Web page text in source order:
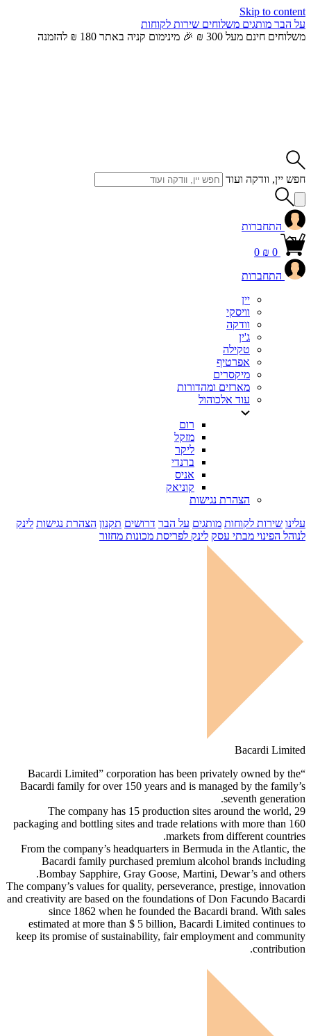
Skip to content
על הבר מותגים משלוחים שירות לקוחות
משלוחים חינם מעל 300 ₪ 🎉 מינימום קניה באתר 180 ₪ להזמנה
חפש יין, וודקה ועוד
התחברות
0
0 ₪
התחברות
יין
וויסקי
וודקה
ג'ין
טקילה
אפרטיף
מיקסרים
מארזים ומהדורות
עוד אלכוהול
רום
מזקל
ליקר
ברנדי
אניס
קוניאק
הצהרת נגישות
עלינו שירות לקוחות מותגים על הבר דרושים תקנון הצהרת נגישות לינק
לנוהל הפינוי מבתי עסק לינק לפריסת מכונות מחזור
Bacardi Limited
“Bacardi Limited” corporation has been privately owned by the
Bacardi family for over 150 years and is managed by the family’s
seventh generation.
The company has 15 production sites around the world, 29
packaging and bottling sites and trade relations with more than 160
markets from different countries.
From the company’s headquarters in Bermuda in the Atlantic, the
Bacardi family purchased premium alcohol brands including
Bombay Sapphire, Gray Goose, Martini, Dewar’s and others.
The company’s values for quality, perseverance, prestige, innovation
and creativity are based on the foundations of Don Facundo Bacardi
since 1862 when he founded the Bacardi brand. With sales
estimated at more than $ 5 billion, Bacardi Limited continues to
keep its promise of sustainability, fair employment and community
contribution.